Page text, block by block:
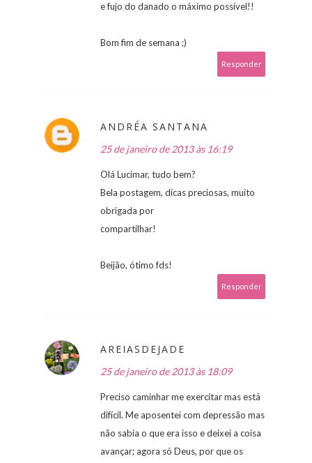
e fujo do danado o máximo possível!!
Bom fim de semana ;)
Responder
ANDRÉA SANTANA
25 de janeiro de 2013 às 16:19
Olá Lucimar, tudo bem?
Bela postagem, dicas preciosas, muito
obrigada por
compartilhar!
Beijão, ótimo fds!
Responder
AREIASDEJADE
25 de janeiro de 2013 às 18:09
Preciso caminhar me exercitar mas está
difícil. Me aposentei com depressão mas
não sabia o que era isso e deixei a coisa
avançar; agora só Deus, por que os